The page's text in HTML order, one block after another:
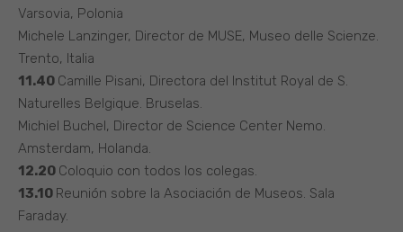
Varsovia, Polonia
Michele Lanzinger, Director de MUSE, Museo delle Scienze.
Trento, Italia
11.40 Camille Pisani, Directora del Institut Royal de S.
Naturelles Belgique. Bruselas.
Michiel Buchel, Director de Science Center Nemo.
Amsterdam, Holanda.
12.20 Coloquio con todos los colegas.
13.10 Reunión sobre la Asociación de Museos. Sala
Faraday.